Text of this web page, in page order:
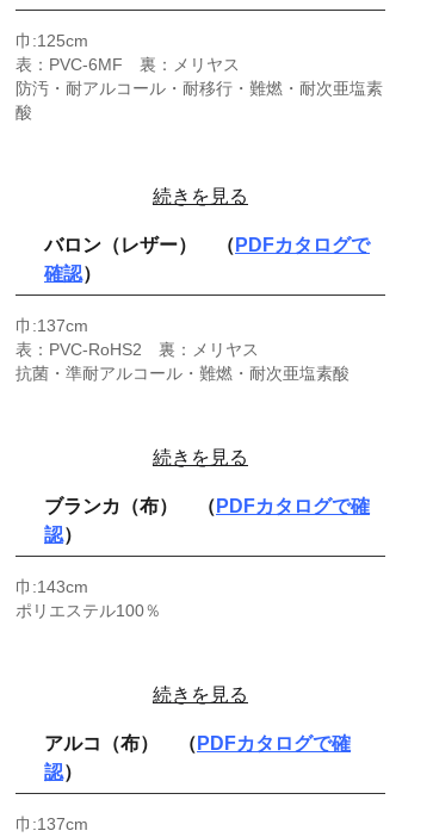
巾:125cm
表：PVC-6MF 裏：メリヤス
防汚・耐アルコール・耐移行・難燃・耐次亜塩素
酸
続きを見る
バロン（レザー） （ PDFカタログで
確認）
巾:137cm
表：PVC-RoHS2 裏：メリヤス
抗菌・準耐アルコール・難燃・耐次亜塩素酸
続きを見る
ブランカ（布） （ PDFカタログで確
認）
巾:143cm
ポリエステル100％
続きを見る
アルコ（布） （ PDFカタログで確
認）
巾:137cm